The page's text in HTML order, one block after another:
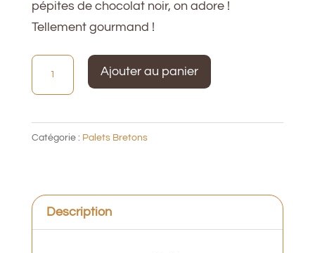
pépites de chocolat noir, on adore !
Tellement gourmand !
quantité
Palets
120g
Ajouter au panier
Catégorie : Palets Bretons
Description